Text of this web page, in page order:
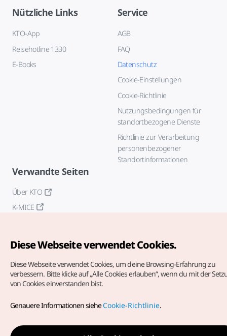
Nützliche Links
KTO-App
Reisehotline 1330
E-Books
Service
AGB
FAQ
Datenschutz
Cookie-Einstellungen
Cookie-Richtlinie
Nutzungsbedingungen für
standortbezogene Dienste
Richtlinie zur Verarbeitung
personenbezogener
Standortinformationen
Verwandte Seiten
Über KTO
K-MICE
vorbehalten.
dieoffizielle E-Mail-Adresse
Diese Webseite verwendet Cookies.
Diese Webseite verwendet Cookies, um deine Browsing-Erfahrung zu
verbessern. Bitte klicke auf „Alle Cookies erlauben“, wenn du mit der
von Cookies einverstanden bist.
Genauere Informationen sieheCookie-Richtlinie.